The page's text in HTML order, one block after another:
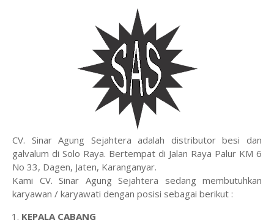
CV. Sinar Agung Sejahtera adalah distributor besi dan
galvalum di Solo Raya. Bertempat di Jalan Raya Palur KM 6
No 33, Dagen, Jaten, Karanganyar.
Kami CV. Sinar Agung Sejahtera sedang membutuhkan
karyawan / karyawati dengan posisi sebagai berikut :
KEPALA CABANG